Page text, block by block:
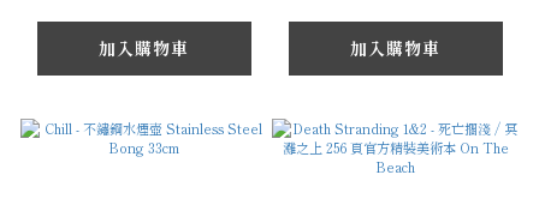
加入購物車 加入購物車